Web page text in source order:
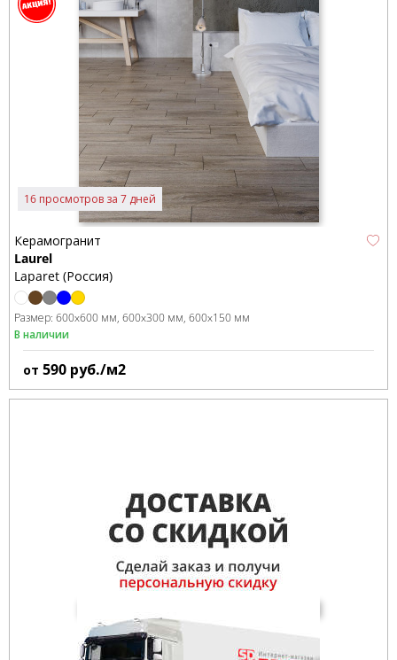
16 просмотров за 7 дней
Керамогранит
Laurel
Laparet (Россия)
Размер: 600x600 мм 600x300 мм 600x150 мм
В наличии
от 590 руб./м2